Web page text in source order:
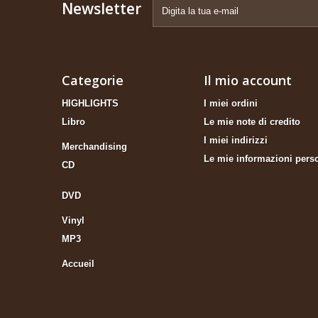
Newsletter
Categorie
HIGHLIGHTS
Libro
Merchandising
CD
DVD
Vinyl
MP3
Accueil
Il mio account
I miei ordini
Le mie note di credito
I miei indirizzi
Le mie informazioni